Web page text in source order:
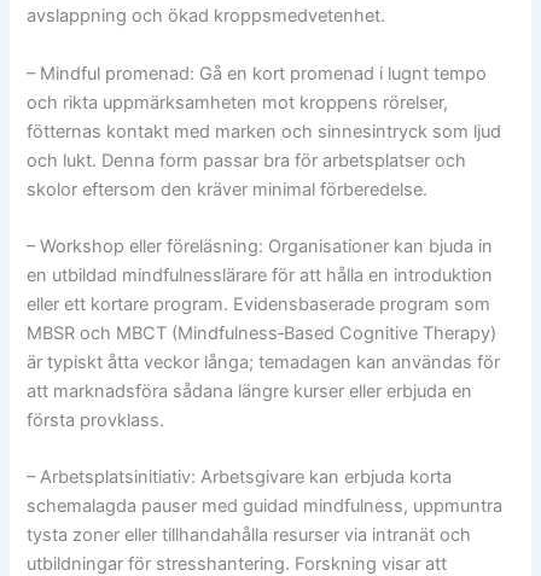
avslappning och ökad kroppsmedvetenhet.
– Mindful promenad: Gå en kort promenad i lugnt tempo
och rikta uppmärksamheten mot kroppens rörelser,
fötternas kontakt med marken och sinnesintryck som ljud
och lukt. Denna form passar bra för arbetsplatser och
skolor eftersom den kräver minimal förberedelse.
– Workshop eller föreläsning: Organisationer kan bjuda in
en utbildad mindfulnesslärare för att hålla en introduktion
eller ett kortare program. Evidensbaserade program som
MBSR och MBCT (Mindfulness‑Based Cognitive Therapy)
är typiskt åtta veckor långa; temadagen kan användas för
att marknadsföra sådana längre kurser eller erbjuda en
första provklass.
– Arbetsplatsinitiativ: Arbetsgivare kan erbjuda korta
schemalagda pauser med guidad mindfulness, uppmuntra
tysta zoner eller tillhandahålla resurser via intranät och
utbildningar för stresshantering. Forskning visar att